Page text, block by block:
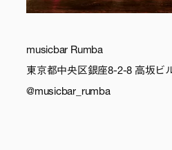
musicbar Rumba
東京都中央区銀座8-2-8 高坂ビ
@musicbar_rumba